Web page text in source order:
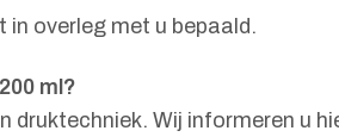
in overleg met u bepaald.
ml?
druktechniek. Wij informeren u